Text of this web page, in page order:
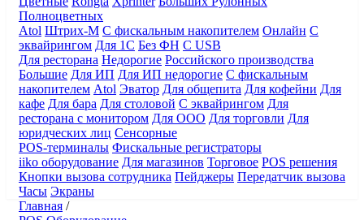
Полноцветных
Atol Штрих-М С фискальным накопителем Онлайн С
эквайрингом Для 1С Без ФН С USB
Для ресторана Недорогие Российского производства
Большие Для ИП Для ИП недорогие С фискальным
накопителем Atol Эватор Для общепита Для кофейни Для
кафе Для бара Для столовой С эквайрингом Для
ресторана с монитором Для ООО Для торговли Для
юридческих лиц Сенсорные
POS-терминалы Фискальные регистраторы
iiko оборудование Для магазинов Торговое POS решения
Кнопки вызова сотрудника Пейджеры Передатчик вызова
Часы Экраны
Главная /